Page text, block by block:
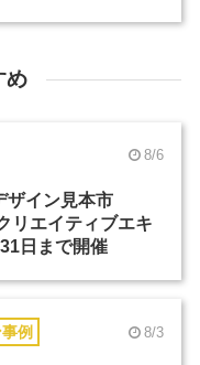
め
8/6
ザイン見本市
リエイティブエキ
日まで開催
例 8/3